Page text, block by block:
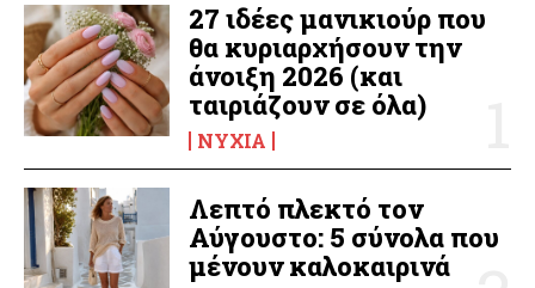
27 ιδέες μανικιούρ που
θα κυριαρχήσουν την
άνοιξη 2026 (και
ταιριάζουν σε όλα)
ΝΎΧΙΑ
Λεπτό πλεκτό τον
Αύγουστο: 5 σύνολα που
μένουν καλοκαιρινά